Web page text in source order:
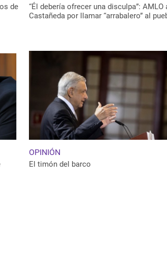
de
“Él debería ofrecer una disculpa”: AMLO
Castañeda por llamar “arrabalero” al
OPINIÓN
El timón del barco